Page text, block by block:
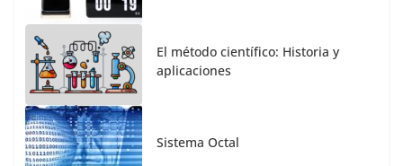
El método científico: Historia y
aplicaciones
Sistema Octal